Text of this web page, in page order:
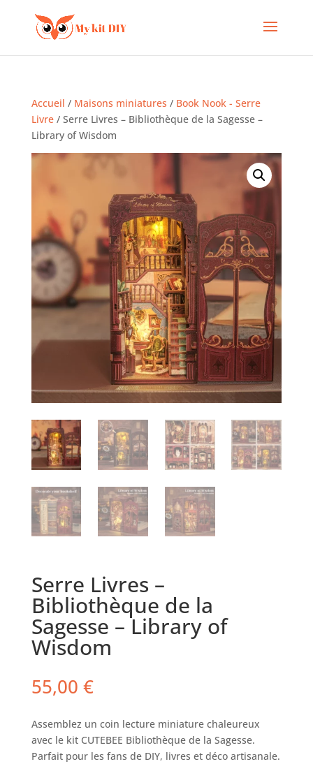
Accueil / Maisons miniatures / Book Nook - Serre
Livre/ Serre Livres – Bibliothèque de la Sagesse –
Library of Wisdom
Serre Livres –
Bibliothèque de la
Sagesse – Library of
Wisdom
55,00 €
Assemblez un coin lecture miniature chaleureux
avec le kit CUTEBEE Bibliothèque de la Sagesse.
Parfait pour les fans de DIY, livres et déco artisanale.